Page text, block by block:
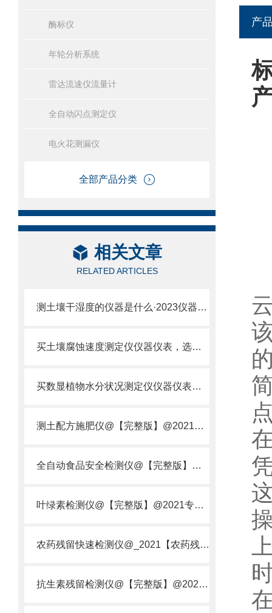
酶标仪
年轮分析系统
雷达流速仪流量计
全自动闪点测定仪
电火花测漏仪
全部产品分类
相关文章
RELATED ARTICLES
测土壤干湿度的仪器是什么·2023仪器仪表·云唐土壤干湿度检测仪器设备
买土壤腐蚀速度测定仪仪器仪表，选【云唐新款】土壤腐蚀速度测定仪
买数显植物水分状况测定仪仪器仪表，就来山东云唐精品货源
测土配方施肥仪@【完整版】@2021专业测土配方施肥仪器仪表
全自动食品安全检测仪@【完整版】@2021专业全自动食品检测仪器仪表
叶绿素检测仪@【完整版】@2021专业叶绿素检测仪器仪表
农药残留快速检测仪@_2021【农药残留检测仪器仪表DE原理】
抗生素残留检测仪@【完整版】@2021专业抗生素残留检测仪器仪表
产